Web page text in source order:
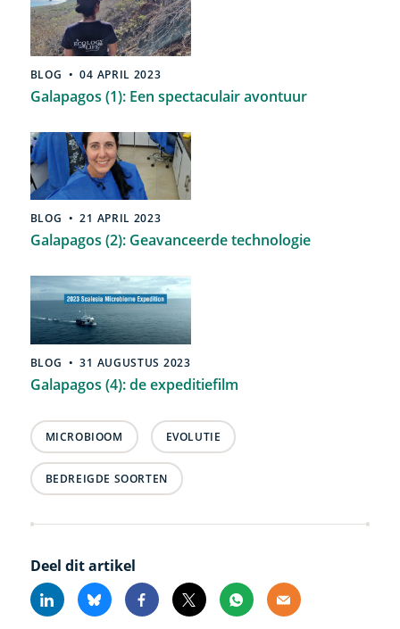
Galapagos (1): Een spectaculair avontuur
BLOG 04 APRIL 2023
Galapagos (2): Geavanceerde technologie
BLOG 21 APRIL 2023
Galapagos (4): de expeditiefilm
BLOG 31 AUGUSTUS 2023
MICROBIOOM EVOLUTIE
BEDREIGDE SOORTEN
Deel dit artikel
LinkedinBlueskyFacebook
X Whatsapp
Email